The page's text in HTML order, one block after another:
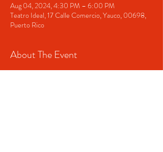
Aug 04, 2024, 4:30 PM – 6:00 PM
Teatro Ideal, 17 Calle Comercio, Yauco, 00698,
Puerto Rico
About The Event